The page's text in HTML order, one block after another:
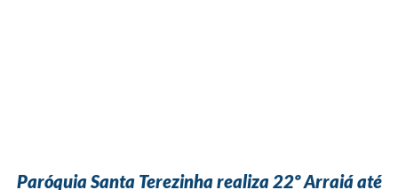
Paróquia Santa Terezinha realiza 22º Arraiá até